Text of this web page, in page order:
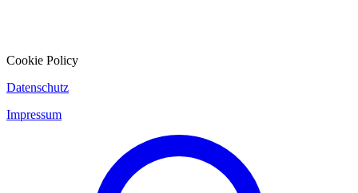
Cookie Policy
Datenschutz
Impressum